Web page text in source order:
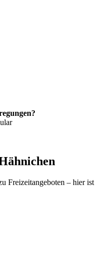
Freizeitangeboten – hier